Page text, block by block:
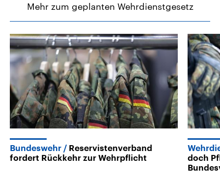
Mehr zum geplanten Wehrdienstgesetz
Bundeswehr
Reservistenverband
fordert Rückkehr zur Wehrpflicht
doch